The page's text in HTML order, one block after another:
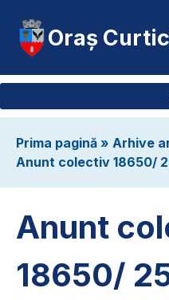
Oraș
Prima pagină » Arhive
Anunt colectiv 18650/
Anunt
18650/